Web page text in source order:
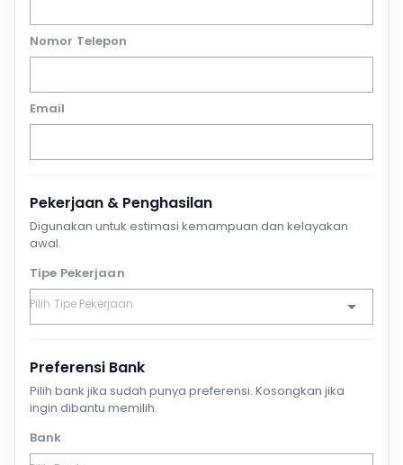
Nomor Telepon
Email
Pekerjaan & Penghasilan
Digunakan untuk estimasi kemampuan dan kelayakan
awal.
Tipe Pekerjaan
Preferensi Bank
Pilih bank jika sudah punya preferensi. Kosongkan jika
ingin dibantu memilih.
Bank